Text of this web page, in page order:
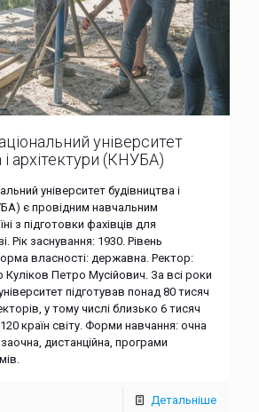
університет
архітектури (КНУБА)
університет будівництва і
є провідним навчальним
з підготовки фахівців для
Рік заснування: 1930. Рівень
власності: державна. Ректор:
Петро Мусійович. За всі роки
підготував понад 80 тисяч
у тому числі близько 6 тисяч
120 країн світу. Форми навчання: очна
дистанційна, програми
Детальніше